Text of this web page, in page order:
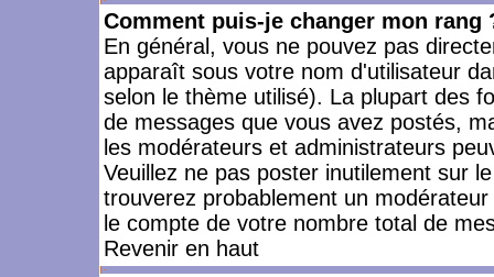
Comment puis-je changer mon rang
En général, vous ne pouvez pas
apparaît sous votre nom d'utilisateur
selon le thème utilisé). La plupart des
de messages que vous avez postés,
les modérateurs et administrateurs
Veuillez ne pas poster inutilement sur
trouverez probablement un
le compte de votre nombre total de
Revenir en haut